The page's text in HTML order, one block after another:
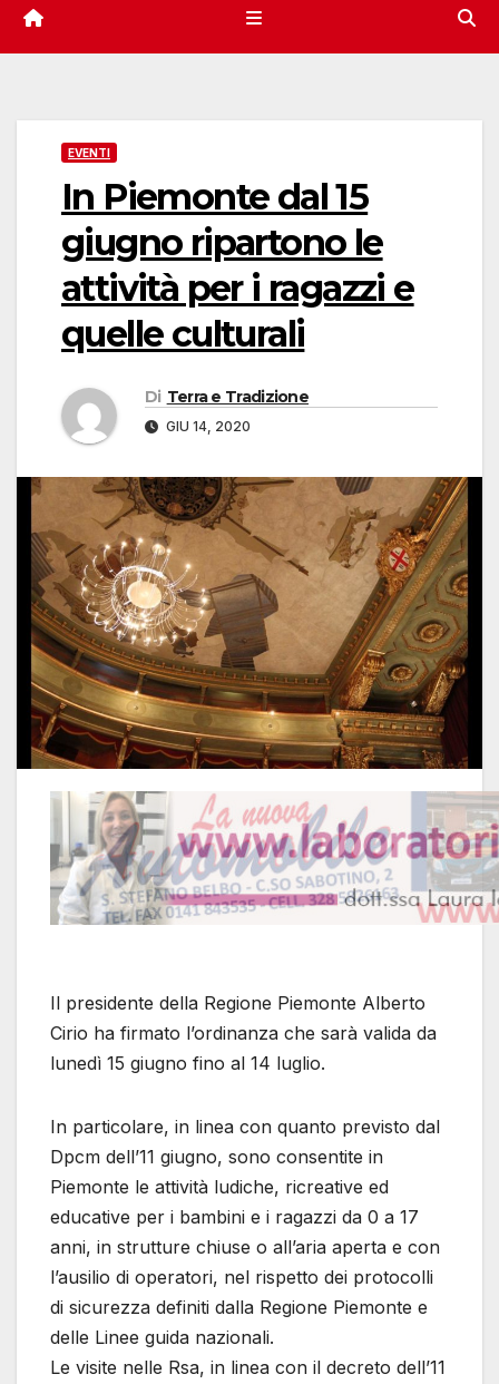
EVENTI
In Piemonte dal 15
giugno ripartono le
attività per i ragazzi e
quelle culturali
Di Terra e Tradizione
GIU 14, 2020
Il presidente della Regione Piemonte Alberto
Cirio ha firmato l’ordinanza che sarà valida da
lunedì 15 giugno fino al 14 luglio.
In particolare, in linea con quanto previsto dal
Dpcm dell’11 giugno, sono consentite in
Piemonte le attività ludiche, ricreative ed
educative per i bambini e i ragazzi da 0 a 17
anni, in strutture chiuse o all’aria aperta e con
l’ausilio di operatori, nel rispetto dei protocolli
di sicurezza definiti dalla Regione Piemonte e
delle Linee guida nazionali.
Le visite nelle Rsa, in linea con il decreto dell’11